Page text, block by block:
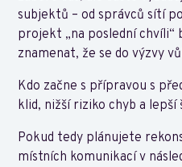
subjektů – od správců sítí
projekt „na poslední chvíli“
znamenat, že se do výzvy
Kdo začne s přípravou s
klid, nižší riziko chyb a lepší
Pokud tedy plánujete
místních komunikací v